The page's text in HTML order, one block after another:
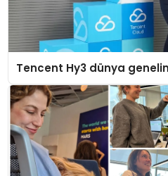
Tencent Hy3 dünya